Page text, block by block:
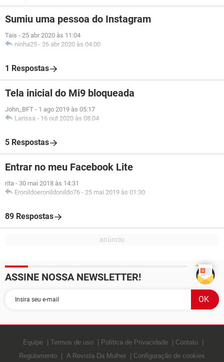
Sumiu uma pessoa do Instagram
Tais - 25 abr 2020 às 11:04
ninha25 - 26 abr 2020 às 04:00
1 Respostas
Tela inicial do Mi9 bloqueada
John_BFT - 1 ago 2019 às 05:17
Larissa - 16 out 2020 às 08:04
5 Respostas
Entrar no meu Facebook Lite
rita - 30 mai 2018 às 14:31
Eronildoeronildonildo76 - 25 mai 2019 às 01:30
89 Respostas
ASSINE NOSSA NEWSLETTER!
Equipe Termos de uso Política de Privacidade
Contato
Regulamento
A Revista Da Mulher Configuração de cookies